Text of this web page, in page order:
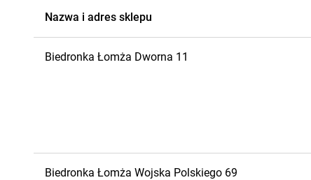
Nazwa i adres sklepu
Biedronka Łomża Dworna 11
Biedronka Łomża Wojska Polskiego 69